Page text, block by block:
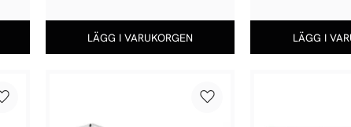
Lägg till i favoriter Lägg till i favoriter